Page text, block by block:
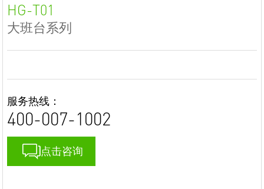
HG-T01
大班台系列
服务热线：
400-007-1002
点击咨询